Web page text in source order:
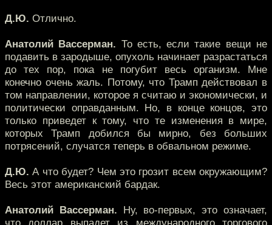
Д.Ю. Отлично.
Анатолий Вассерман. То есть, если такие вещи не
подавить в зародыше, опухоль начинает разрастаться
до тех пор, пока не погубит весь организм. Мне
конечно очень жаль. Потому, что Трамп действовал в
том направлении, которое я считаю и экономически, и
политически оправданным. Но, в конце концов, это
только приведет к тому, что те изменения в мире,
которых Трамп добился бы мирно, без больших
потрясений, случатся теперь в обвальном режиме.
Д.Ю. А что будет? Чем это грозит всем окружающим?
Весь этот американский бардак.
Анатолий Вассерман. Ну, во-первых, это означает,